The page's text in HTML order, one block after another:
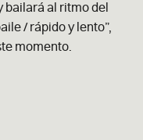
bailará al ritmo del
/ rápido y lento”,
momento.